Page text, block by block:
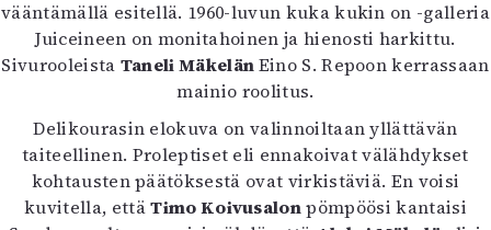
vääntämällä esitellä. 1960-luvun kuka kukin on -galleria
Juiceineen on monitahoinen ja hienosti harkittu.
Sivurooleista Taneli MäkelänEino S. Repoon kerrassaan
mainio roolitus.
Delikourasin elokuva on valinnoiltaan yllättävän
taiteellinen. Proleptiset eli ennakoivat välähdykset
kohtausten päätöksestä ovat virkistäviä. En voisi
kuvitella, ettäTimo Koivusalonpömpöösi kantaisi